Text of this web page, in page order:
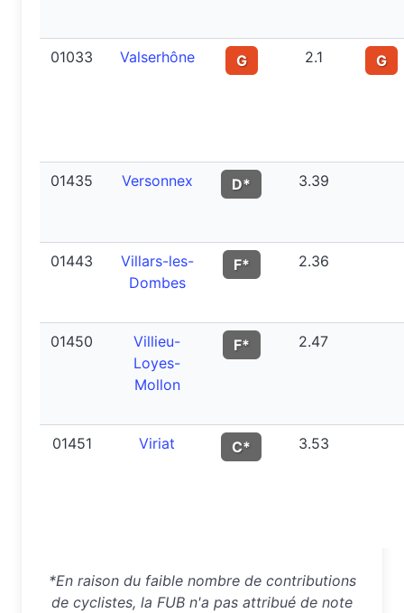
01033 Valserhône G 2.1 G
01435 Versonnex D* 3.39
01443
Villars-les-
Dombes
F* 2.36
01450
Villieu-
Loyes-
Mollon
F* 2.47
01451 Viriat C* 3.53
*En raison du faible nombre de contributions
de cyclistes, la FUB n'a pas attribué de note